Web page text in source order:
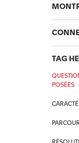
TAG
POSÉES